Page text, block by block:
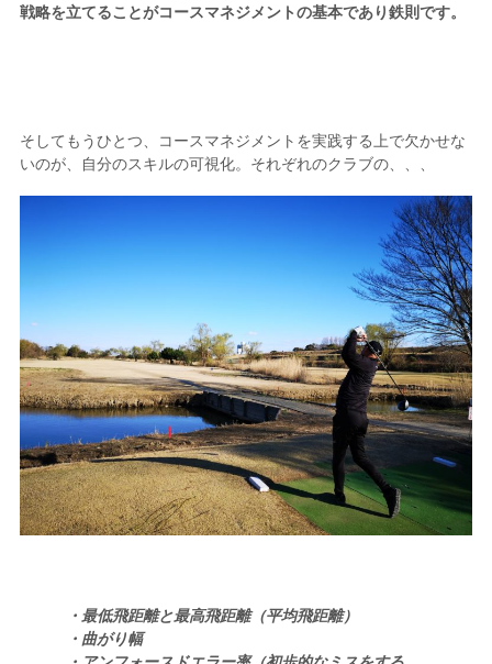
戦略を立てることがコースマネジメントの基本であり鉄則です。
そしてもうひとつ、コースマネジメントを実践する上で欠かせな
いのが、自分のスキルの可視化。それぞれのクラブの、、、
・最低飛距離と最高飛距離（平均飛距離）
・曲がり幅